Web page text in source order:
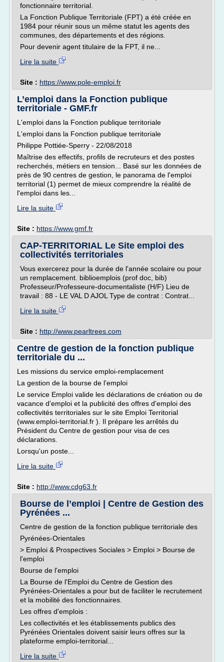
fonctionnaire territorial.
La Fonction Publique Territoriale (FPT) a été créée en
1984 pour réunir sous un même statut les agents des
communes, des départements et des régions.
Pour devenir agent titulaire de la FPT, il ne...
Lire la suite
Site : https://www.pole-emploi.fr
L’emploi dans la Fonction publique
territoriale - GMF.fr
L'emploi dans la Fonction publique territoriale
L'emploi dans la Fonction publique territoriale
Philippe Pottiée-Sperry - 22/08/2018
Maîtrise des effectifs, profils de recruteurs et des postes
recherchés, métiers en tension... Basé sur les données de
près de 90 centres de gestion, le panorama de l'emploi
territorial (1) permet de mieux comprendre la réalité de
l'emploi dans les...
Lire la suite
Site : https://www.gmf.fr
CAP-TERRITORIAL Le Site emploi des
collectivités territoriales
Vous exercerez pour la durée de l'année scolaire ou pour
un remplacement. biblioemplois (prof doc, bib)
Professeur/Professeure-documentaliste (H/F) Lieu de
travail : 88 - LE VAL D AJOL Type de contrat : Contrat...
Lire la suite
Site : http://www.pearltrees.com
Centre de gestion de la fonction publique
territoriale du ...
Les missions du service emploi-remplacement
La gestion de la bourse de l'emploi
Le service Emploi valide les déclarations de création ou de
vacance d'emploi et la publicité des offres d'emploi des
collectivités territoriales sur le site Emploi Territorial
(www.emploi-territorial.fr ). Il prépare les arrêtés du
Président du Centre de gestion pour visa de ces
déclarations.
Lorsqu'un poste...
Lire la suite
Site : http://www.cdg63.fr
Bourse de l’emploi | Centre de Gestion des
Pyrénées ...
Centre de gestion de la fonction publique territoriale des
Pyrénées-Orientales
> Emploi & Prospectives Sociales > Emploi > Bourse de
l'emploi
Bourse de l'emploi
La Bourse de l'Emploi du Centre de Gestion des
Pyrénées-Orientales a pour but de faciliter le recrutement
et la mobilité des fonctionnaires.
Les offres d'emplois :
Les collectivités et les établissements publics des
Pyrénées Orientales doivent saisir leurs offres sur la
plateforme emploi-territorial...
Lire la suite